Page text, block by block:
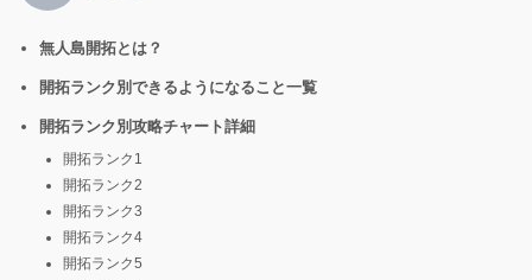
無人島開拓とは？
開拓ランク別できるようになること一覧
開拓ランク別攻略チャート詳細
開拓ランク1
開拓ランク2
開拓ランク3
開拓ランク4
開拓ランク5